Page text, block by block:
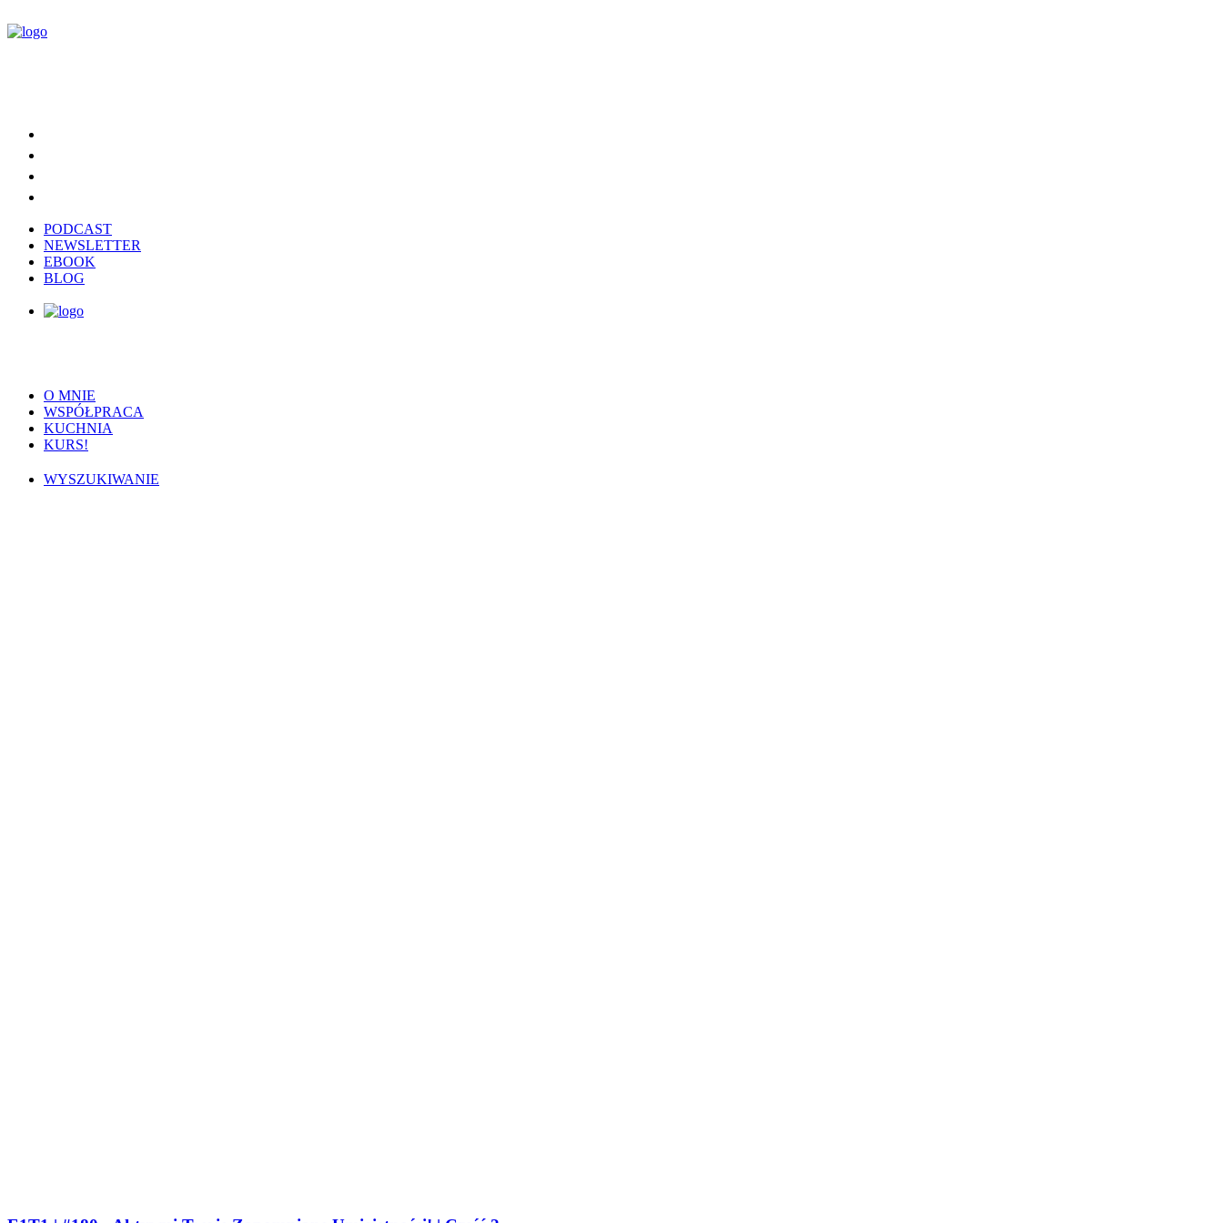
PODCAST
NEWSLETTER
EBOOK
BLOG
O MNIE
WSPÓŁPRACA
KUCHNIA
KURS!
WYSZUKIWANIE